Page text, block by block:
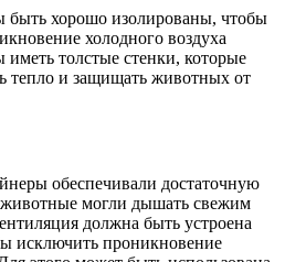
хорошо изолированы, чтобы
холодного воздуха
толстые стенки, которые
тепло и защищать животных от
обеспечивали достаточную
могли дышать свежим
должна быть устроена
исключить проникновение